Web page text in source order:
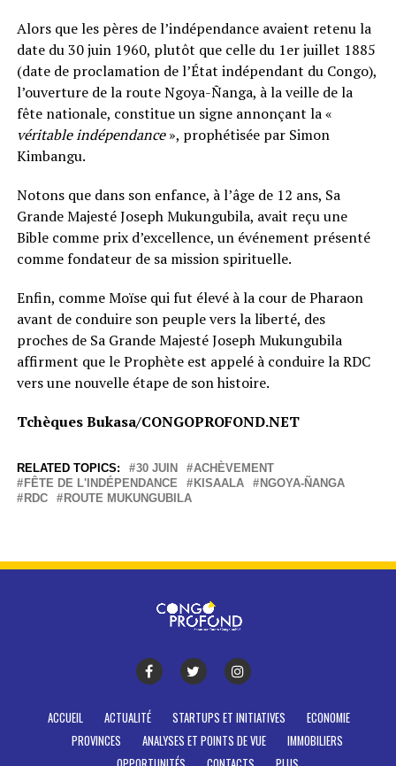
Alors que les pères de l’indépendance avaient retenu la
date du 30 juin 1960, plutôt que celle du 1er juillet 1885
(date de proclamation de l’État indépendant du Congo),
l’ouverture de la route Ngoya-Ñanga, à la veille de la
fête nationale, constitue un signe annonçant la «
véritable indépendance», prophétisée par Simon
Kimbangu.
Notons que dans son enfance, à l’âge de 12 ans, Sa
Grande Majesté Joseph Mukungubila, avait reçu une
Bible comme prix d’excellence, un événement présenté
comme fondateur de sa mission spirituelle.
Enfin, comme Moïse qui fut élevé à la cour de Pharaon
avant de conduire son peuple vers la liberté, des
proches de Sa Grande Majesté Joseph Mukungubila
affirment que le Prophète est appelé à conduire la RDC
vers une nouvelle étape de son histoire.
Tchèques Bukasa/CONGOPROFOND.NET
RELATED TOPICS: 30 JUIN
ACHÈVEMENT
FÊTE DE L'INDÉPENDANCE
KISAALA
NGOYA-ÑANGA
RDC
ROUTE MUKUNGUBILA
ACCUEIL ACTUALITÉ STARTUPS ET INITIATIVES
ECONOMIE
PROVINCES
ANALYSES ET POINTS DE VUE
IMMOBILIERS